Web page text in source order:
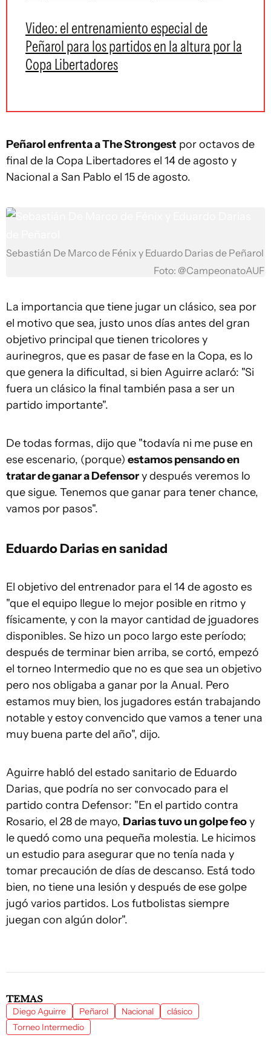
Video: el entrenamiento especial de
Peñarol para los partidos en la altura por la
Copa Libertadores
Peñarol enfrenta a The Strongest por octavos de
final de la Copa Libertadores el 14 de agosto y
Nacional a San Pablo el 15 de agosto.
Sebastián De Marco de Fénix y Eduardo Darias de Peñarol
Foto: @CampeonatoAUF
La importancia que tiene jugar un clásico, sea por
el motivo que sea, justo unos días antes del gran
objetivo principal que tienen tricolores y
aurinegros, que es pasar de fase en la Copa, es lo
que genera la dificultad, si bien Aguirre aclaró: "Si
fuera un clásico la final también pasa a ser un
partido importante".
De todas formas, dijo que "todavía ni me puse en
ese escenario, (porque) estamos pensando en
tratar de ganar a Defensory después veremos lo
que sigue. Tenemos que ganar para tener chance,
vamos por pasos".
Eduardo Darias en sanidad
El objetivo del entrenador para el 14 de agosto es
"que el equipo llegue lo mejor posible en ritmo y
físicamente, y con la mayor cantidad de jguadores
disponibles. Se hizo un poco largo este período;
después de terminar bien arriba, se cortó, empezó
el torneo Intermedio que no es que sea un objetivo
pero nos obligaba a ganar por la Anual. Pero
estamos muy bien, los jugadores están trabajando
notable y estoy convencido que vamos a tener una
muy buena parte del año", dijo.
Aguirre habló del estado sanitario de Eduardo
Darias, que podría no ser convocado para el
partido contra Defensor: "En el partido contra
Rosario, el 28 de mayo, Darias tuvo un golpe feoy
le quedó como una pequeña molestia. Le hicimos
un estudio para asegurar que no tenía nada y
tomar precaución de días de descanso. Está todo
bien, no tiene una lesión y después de ese golpe
jugó varios partidos. Los futbolistas siempre
juegan con algún dolor".
TEMAS
Diego Aguirre Peñarol Nacional
clásico
Torneo Intermedio